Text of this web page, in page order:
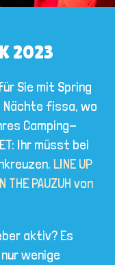
2023
Sie mit Spring
fissa, wo
Camping-
Ihr müsst bei
LINE UP
THE PAUZUH von
aktiv? Es
wenige